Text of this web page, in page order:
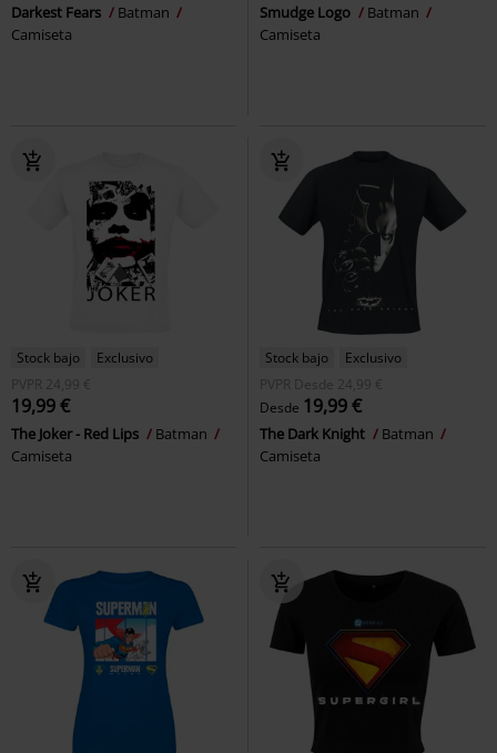
Darkest Fears
Batman
Camiseta
Smudge Logo
Batman
Camiseta
Stock bajo
Exclusivo
PVPR 24,99 €
19,99 €
The Joker - Red Lips
Batman
Camiseta
Stock bajo
Exclusivo
PVPR
Desde 24,99 €
Desde 19,99 €
The Dark Knight
Batman
Camiseta